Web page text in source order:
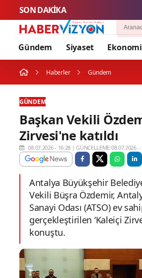
SON DAKİKA
Gündem Siyaset Ekonomi
Haberler Gündem
GÜNDEM
Başkan Vekili
Zirvesi'ne katıldı
08.07.2026 - 16:28 |GÜNCELLEME:08.07.2026 -
Antalya Büyükşehir
Vekili Büşra Özdemir,
Sanayi Odası (ATSO) ev
gerçekleştirilen ‘Kaleiçi
konuştu.